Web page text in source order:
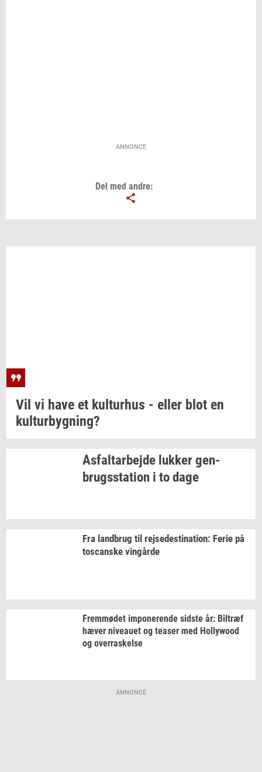
ANNONCE
Del med andre:
Vil vi have et kul­tur­hus - eller blot en
kul­tur­byg­ning?
As­fal­t­ar­bej­de luk­kergen­
brugs­sta­tion i to dage
Fra land­brug til rej­se­desti­na­tion: Ferie på
toscan­ske vin­går­de
Frem­mø­det im­po­ne­ren­de sid­ste år: Bil­træf
hæver ni­veau­et og tea­ser med Hol­lywood
og over­ra­skel­se
ANNONCE